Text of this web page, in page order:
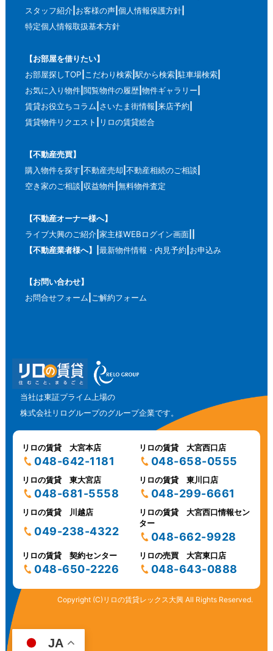
スタッフ紹介 お客様の声 個人情報保護方針
特定個人情報取扱基本方針
【お部屋を借りたい】
お部屋探しTOP こだわり検索 駅から検索 駐車場検索
お気に入り物件 閲覧物件の履歴 物件ギャラリー
賃貸お役立ちコラム さいたま街情報 来店予約
賃貸物件リクエスト
リロの賃貸総合
【不動産売買】
購入物件を探す 不動産売却 不動産相続のご相談
空き家のご相談 収益物件 無料物件査定
【不動産オーナー様へ】
ライブ大興のご紹介 家主様WEBログイン画面
【不動産業者様へ】
最新物件情報・内見予約 お申込み
【お問い合わせ】
お問合せフォーム ご解約フォーム
当社は東証プライム上場の
株式会社リログループのグループ企業です。
リロの賃貸 大宮本店
048-642-1181
リロの賃貸 大宮西口店
048-658-0555
リロの賃貸 東大宮店
048-681-5558
リロの賃貸 東川口店
048-299-6661
リロの賃貸 川越店
049-238-4322
リロの賃貸 大宮西口情報セン
ター
048-662-9928
リロの賃貸 契約センター
048-650-2226
リロの売買 大宮東口店
048-643-0888
Copyright (C)リロの賃貸レックス大興 All Rights Reserved.
JA